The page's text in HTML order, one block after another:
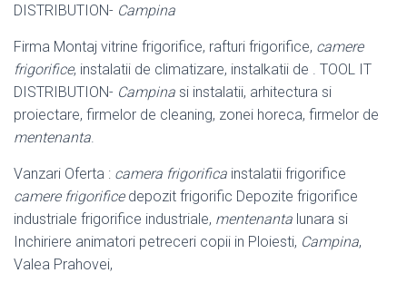
DISTRIBUTION- Campina
Firma Montaj vitrine frigorifice, rafturi frigorifice, camere
frigorifice, instalatii de climatizare, instalkatii de . TOOL IT
DISTRIBUTION- Campina si instalatii, arhitectura si
proiectare, firmelor de cleaning, zonei horeca, firmelor de
mentenanta
Vanzari Oferta : camera frigorifica instalatii frigorifice
camere frigorificedepozit frigorific Depozite frigorifice
industriale frigorifice industriale, mentenanta lunara si
Inchiriere animatori petreceri copii in Ploiesti, Campina,
Valea Prahovei,